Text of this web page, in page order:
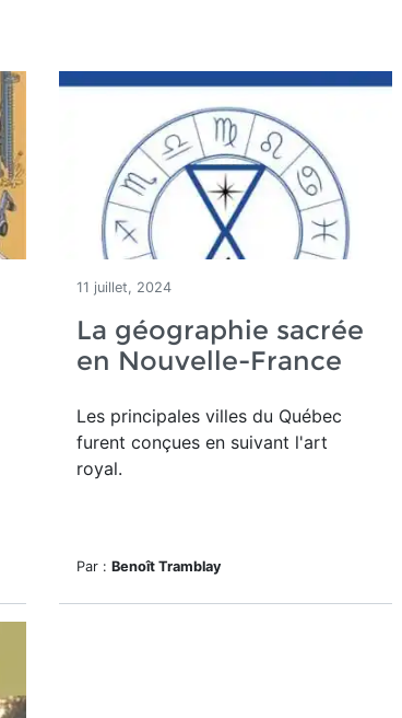
11 juillet, 2024
La géographie sacrée
en Nouvelle-France
Les principales villes du Québec
furent conçues en suivant l'art
royal.
Par : Benoît Tramblay